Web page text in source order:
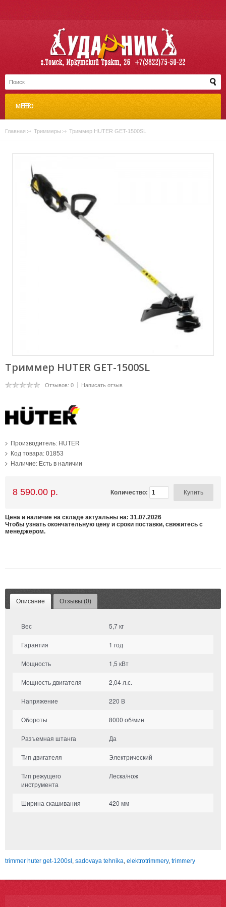
МЕНЮ
Главная » Триммеры » Триммер HUTER GET-1500SL
Триммер HUTER GET-1500SL
Отзывов: 0 Написать отзыв
Производитель: HUTER
Код товара: 01853
Наличие: Есть в наличии
8 590.00 р. Количество:
Цена и наличие на складе актуальны на: 31.07.2026
Чтобы узнать окончательную цену и сроки поставки, свяжитесь с
менеджером.
Описание Отзывы (0)
Вес 5,7 кг
Гарантия 1 год
Мощность 1,5 кВт
Мощность двигателя 2,04 л.с.
Напряжение 220 В
Обороты 8000 об/мин
Разъемная штанга Да
Тип двигателя Электрический
Тип режущего
инструмента
Леска/нож
Ширина скашивания 420 мм
trimmer huter get-1200sl , sadovaya tehnika, elektrotrimmery, trimmery